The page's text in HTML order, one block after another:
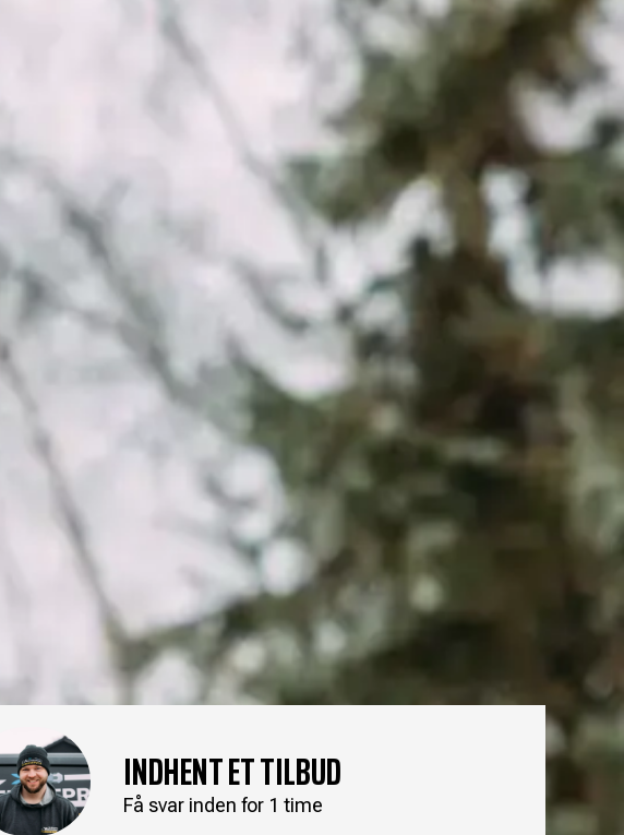
INDHENT ET TILBUD
Få svar inden for 1 time